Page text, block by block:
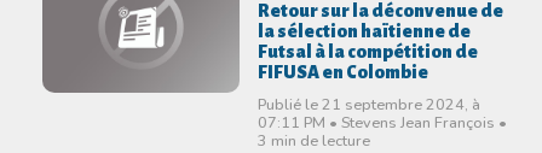
Retour sur la déconvenue de
la sélection haïtienne de
Futsal à la compétition de
FIFUSA en Colombie
Publié le 21 septembre 2024, à
07:11 PM • Stevens Jean François •
3 min de lecture